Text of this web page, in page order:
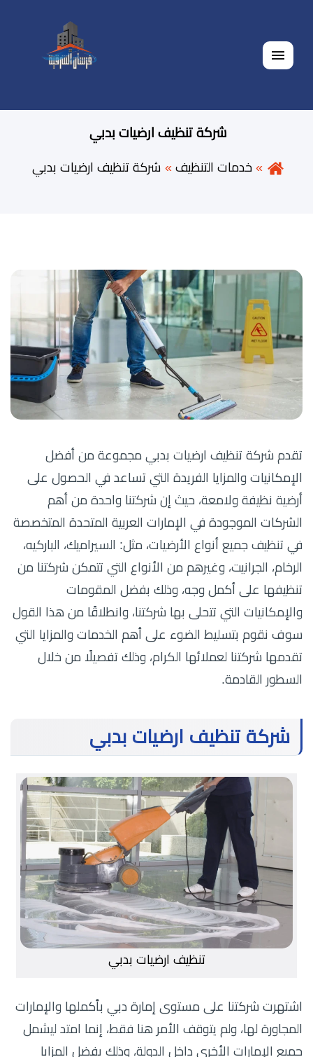
القائمة
شركة تنظيف ارضيات بدبي
خدمات التنظيف شركة تنظيف ارضيات بدبي
تقدم شركة تنظيف ارضيات بدبي مجموعة من أفضل
الإمكانيات والمزايا الفريدة التي تساعد في الحصول على
أرضية نظيفة ولامعة، حيث إن شركتنا واحدة من أهم
الشركات الموجودة في الإمارات العربية المتحدة المتخصصة
في تنظيف جميع أنواع الأرضيات، مثل: السيراميك، الباركيه،
الرخام، الجرانيت، وغيرهم من الأنواع التي تتمكن شركتنا من
تنظيفها على أكمل وجه، وذلك بفضل المقومات
والإمكانيات التي تتحلى بها شركتنا، وانطلاقًا من هذا القول
سوف نقوم بتسليط الضوء على أهم الخدمات والمزايا التي
تقدمها شركتنا لعملائها الكرام، وذلك تفصيلًا من خلال
السطور القادمة.
شركة تنظيف ارضيات بدبي
تنظيف ارضيات بدبي
اشتهرت شركتنا على مستوى إمارة دبي بأكملها والإمارات
المجاورة لها، ولم يتوقف الأمر هنا فقط، إنما امتد ليشمل
جميع الإمارات الأخرى داخل الدولة، وذلك بفضل المزايا